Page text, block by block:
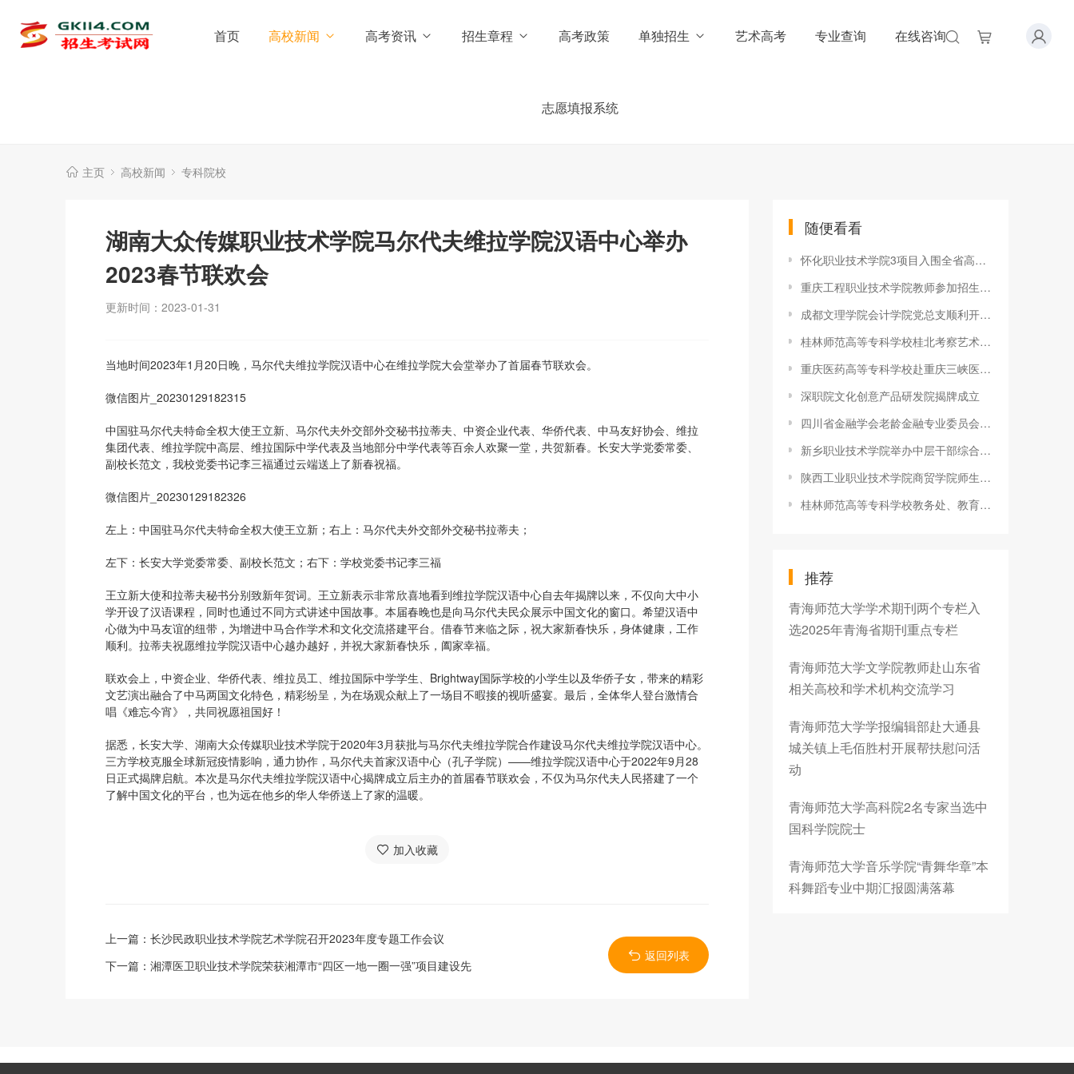
首页 高校新闻 高考资讯 招生章程 高考政策 单独招生 艺术高考 专业查询 在线咨询
志愿填报系统
主页 高校新闻 专科院校
湖南大众传媒职业技术学院马尔代夫维拉学院汉语中心举办
2023春节联欢会
更新时间：2023-01-31
当地时间2023年1月20日晚，马尔代夫维拉学院汉语中心在维拉学院大会堂举办了首届春节联欢会。
微信图片_20230129182315
中国驻马尔代夫特命全权大使王立新、马尔代夫外交部外交秘书拉蒂夫、中资企业代表、华侨代表、中马友好协会、维拉
集团代表、维拉学院中高层、维拉国际中学代表及当地部分中学代表等百余人欢聚一堂，共贺新春。长安大学党委常委、
副校长范文，我校党委书记李三福通过云端送上了新春祝福。
微信图片_20230129182326
左上：中国驻马尔代夫特命全权大使王立新；右上：马尔代夫外交部外交秘书拉蒂夫；
左下：长安大学党委常委、副校长范文；右下：学校党委书记李三福
王立新大使和拉蒂夫秘书分别致新年贺词。王立新表示非常欣喜地看到维拉学院汉语中心自去年揭牌以来，不仅向大中小
学开设了汉语课程，同时也通过不同方式讲述中国故事。本届春晚也是向马尔代夫民众展示中国文化的窗口。希望汉语中
心做为中马友谊的纽带，为增进中马合作学术和文化交流搭建平台。借春节来临之际，祝大家新春快乐，身体健康，工作
顺利。拉蒂夫祝愿维拉学院汉语中心越办越好，并祝大家新春快乐，阖家幸福。
联欢会上，中资企业、华侨代表、维拉员工、维拉国际中学学生、Brightway国际学校的小学生以及华侨子女，带来的精彩
文艺演出融合了中马两国文化特色，精彩纷呈，为在场观众献上了一场目不暇接的视听盛宴。最后，全体华人登台激情合
唱《难忘今宵》，共同祝愿祖国好！
据悉，长安大学、湖南大众传媒职业技术学院于2020年3月获批与马尔代夫维拉学院合作建设马尔代夫维拉学院汉语中心。
三方学校克服全球新冠疫情影响，通力协作，马尔代夫首家汉语中心（孔子学院）——维拉学院汉语中心于2022年9月28
日正式揭牌启航。本次是马尔代夫维拉学院汉语中心揭牌成立后主办的首届春节联欢会，不仅为马尔代夫人民搭建了一个
了解中国文化的平台，也为远在他乡的华人华侨送上了家的温暖。
加入收藏
上一篇： 长沙民政职业技术学院艺术学院召开2023年度专题工作会议
下一篇： 湘潭医卫职业技术学院荣获湘潭市“四区一地一圈一强”项目建设先
返回列表
随便看看
怀化职业技术学院3项目入围全省高校党组织“对标争先”项目
重庆工程职业技术学院教师参加招生宣传线上培训
成都文理学院会计学院党总支顺利开展党组织生活会
桂林师范高等专科学校桂北考察艺术作品展在美术馆开展
重庆医药高等专科学校赴重庆三峡医药高等专科学校调研交流
深职院文化创意产品研发院揭牌成立
四川省金融学会老龄金融专业委员会在西南财经大学成立
新乡职业技术学院举办中层干部综合素质提升培训
陕西工业职业技术学院商贸学院师生开展“青春汉中行” 暑期‘三下乡’社会实践活动
桂林师范高等专科学校教务处、教育系领导老师赴实习小学看望全科
推荐
青海师范大学学术期刊两个专栏入
选2025年青海省期刊重点专栏
青海师范大学文学院教师赴山东省
相关高校和学术机构交流学习
青海师范大学学报编辑部赴大通县
城关镇上毛佰胜村开展帮扶慰问活
动
青海师范大学高科院2名专家当选中
国科学院院士
青海师范大学音乐学院“青舞华章”本
科舞蹈专业中期汇报圆满落幕